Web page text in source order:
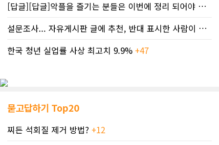
[답글][답글]악플을 즐기는 분들은 이번에 정리 되어야 합니다.
설문조사... 자유게시판 글에 추천, 반대 표시한 사람이 누구인지 명단..
한국 청년 실업률 사상 최고치 9.9% +47
묻고답하기 Top20
찌든 석회질 제거 방법? +12